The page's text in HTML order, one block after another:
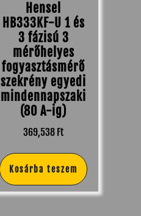
Hensel
HB333KF-U 1 és
3 fázisú 3
mérőhelyes
fogyasztásmérő
szekrény egyedi
mindennapszaki
(80 A-ig)
369,538 Ft
Kosárba teszem